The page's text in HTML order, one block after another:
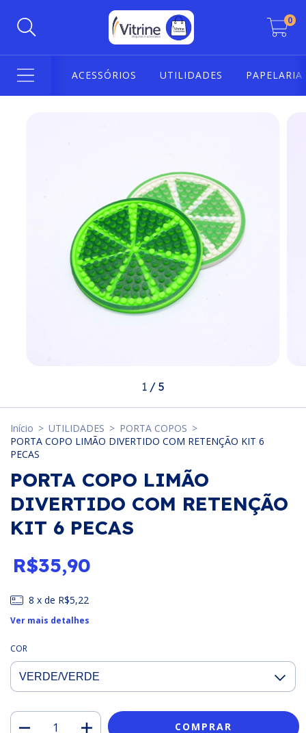
0
ACESSÓRIOS UTILIDADES PAPELARIA
1 / 5
Início > UTILIDADES > PORTA COPOS >
PORTA COPO LIMÃO DIVERTIDO COM RETENÇÃO KIT 6
PECAS
PORTA COPO LIMÃO
DIVERTIDO COM RETENÇÃO
KIT 6 PECAS
R$35,90
8 x de R$5,22
Ver mais detalhes
COR